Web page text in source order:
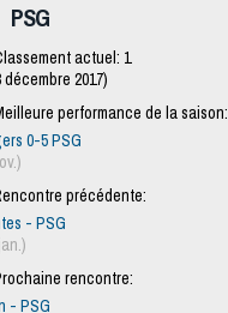
PSG
actuel: 1
décembre 2017)
performance de la saison:
0-5 PSG
précédente:
- PSG
rencontre:
- PSG